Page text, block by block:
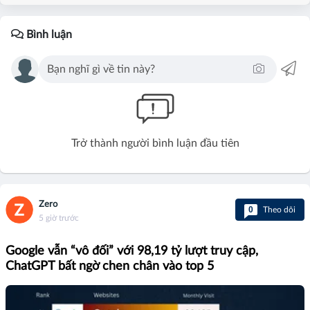
Bình luận
Trở thành người bình luận đầu tiên
Zero
5 giờ trước
0 Theo dõi
Google vẫn “vô đối” với 98,19 tỷ lượt truy cập,
ChatGPT bất ngờ chen chân vào top 5